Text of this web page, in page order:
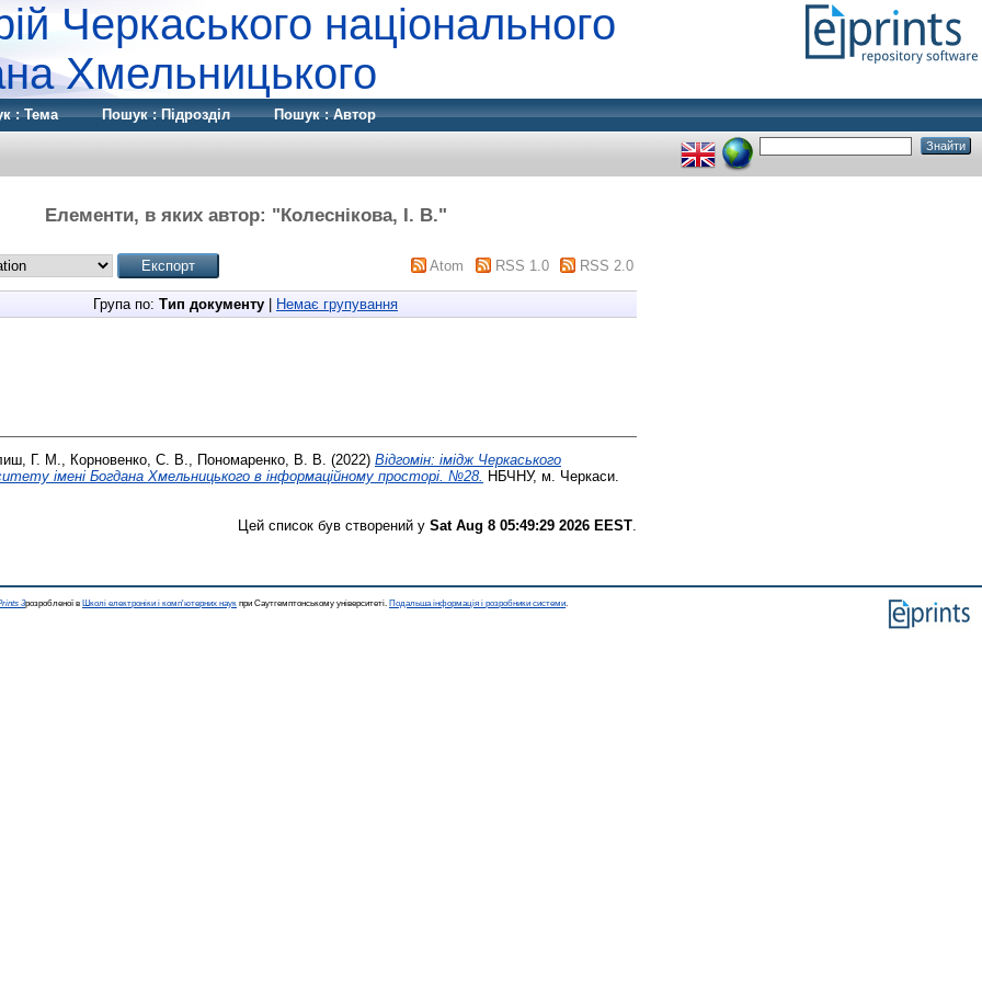
Черкаського національного
Хмельницького
: Тема Пошук : Підрозділ Пошук : Автор
Елементи, в яких автор: "Колеснікова, І. В."
Atom RSS 1.0 RSS 2.0
Група по: Тип документу Немає групування
Г. М. Корновенко, С. В. Пономаренко, В. В. (2022) Відгомін: імідж Черкаського
імені Богдана Хмельницького в інформаційному просторі. №28. НБЧНУ, м. Черкаси.
Цей список був створений у Sat Aug 8 05:49:29 2026 EEST
3розробленої в Школі електроніки і комп'ютерних наук при Саутгемптонському університеті. Подальша інформація і розробники системи